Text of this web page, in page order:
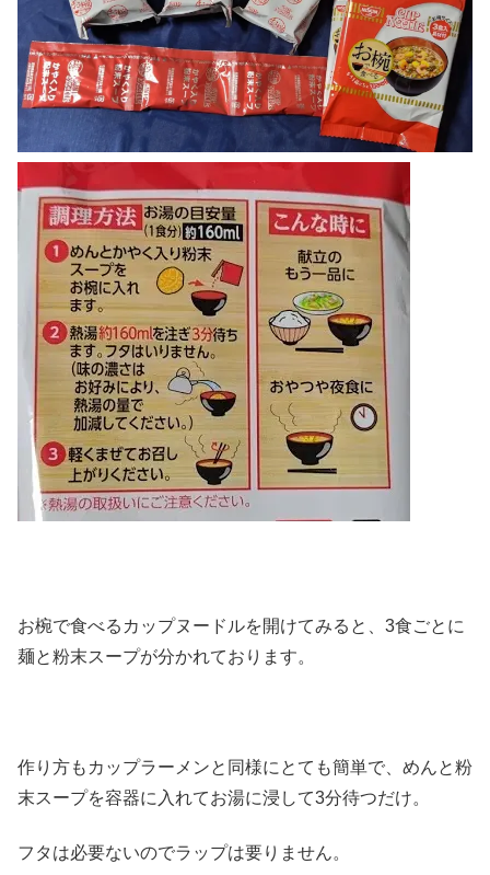
お椀で食べるカップヌードルを開けてみると、3食ごとに
麺と粉末スープが分かれております。
作り方もカップラーメンと同様にとても簡単で、めんと粉
末スープを容器に入れてお湯に浸して3分待つだけ。
フタは必要ないのでラップは要りません。